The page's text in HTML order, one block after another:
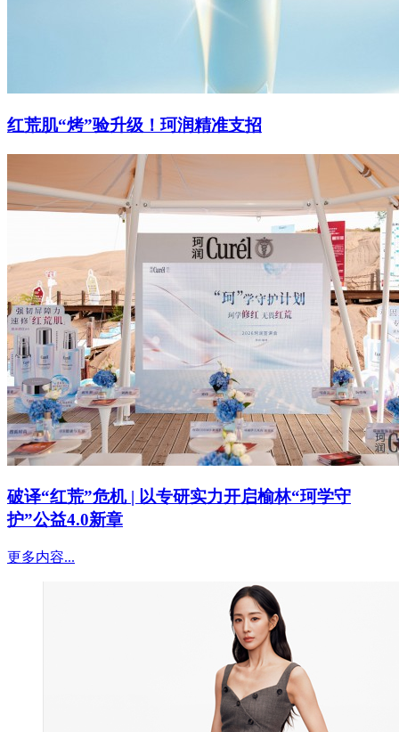
红荒肌“烤”验升级！珂润精准支招
破译“红荒”危机 | 以专研实力开启榆林“珂学守
护”公益4.0新章
更多内容...